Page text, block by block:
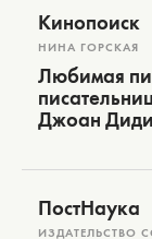
Кинопоиск
НИНА ГОРСКАЯ
Любимая
Джоан
ПостНаука
ИЗДАТЕЛЬСТВО